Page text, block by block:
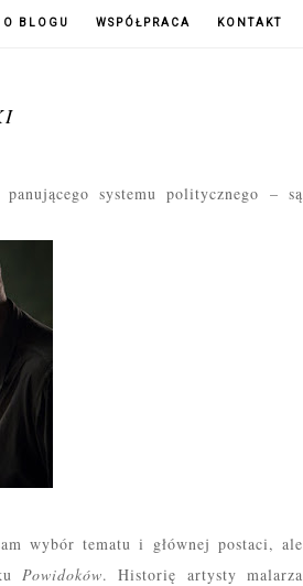
O BLOGU WSPÓŁPRACA KONTAKT
systemu politycznego – są
wybór tematu i głównej postaci, ale
Powidoków. Historię artysty malarza